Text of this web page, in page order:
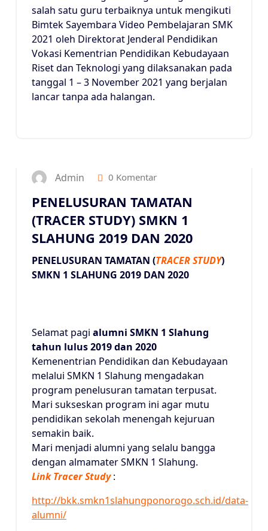
salah satu guru terbaiknya untuk mengikuti
Bimtek Sayembara Video Pembelajaran SMK
2021 oleh Direktorat Jenderal Pendidikan
Vokasi Kementrian Pendidikan Kebudayaan
Riset dan Teknologi yang dilaksanakan pada
tanggal 1 – 3 November 2021 yang berjalan
lancar tanpa ada halangan.
Admin 0 Komentar
PENELUSURAN TAMATAN
(TRACER STUDY) SMKN 1
SLAHUNG 2019 DAN 2020
PENELUSURAN TAMATAN (TRACER STUDY)
SMKN 1 SLAHUNG 2019 DAN 2020
Selamat pagi alumni SMKN 1 Slahung
tahun lulus 2019 dan 2020
Kemenentrian Pendidikan dan Kebudayaan
melalui SMKN 1 Slahung mengadakan
program penelusuran tamatan terpusat.
Mari sukseskan program ini agar mutu
pendidikan sekolah menengah kejuruan
semakin baik.
Mari menjadi alumni yang selalu bangga
dengan almamater SMKN 1 Slahung.
Link Tracer Study:
http://bkk.smkn1slahungponorogo.sch.id/data-
alumni/